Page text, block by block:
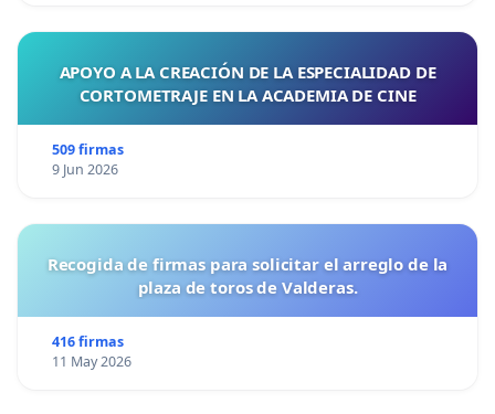
APOYO A LA CREACIÓN DE LA ESPECIALIDAD DE
CORTOMETRAJE EN LA ACADEMIA DE CINE
509 firmas
9 Jun 2026
Recogida de firmas para solicitar el arreglo de la
plaza de toros de Valderas.
416 firmas
11 May 2026